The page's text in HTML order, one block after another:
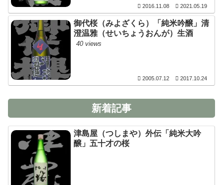
2016.11.08 2021.05.19
御代桜（みよざくら）「純米吟醸」清
澄温雅（せいちょうおんが）生酒
40 views
2005.07.12 2017.10.24
新着記事
津島屋（つしまや）外伝「純米大吟
醸」五十才の桜